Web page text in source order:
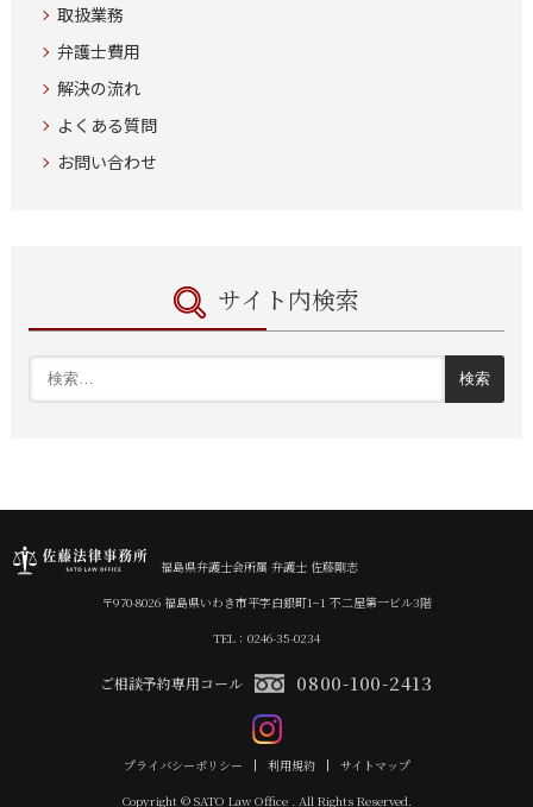
取扱業務
弁護士費用
解決の流れ
よくある質問
お問い合わせ
サイト内検索
福島県弁護士会所属 弁護士 佐藤剛志
〒970-8026 福島県いわき市平字白銀町1−1 不二屋第一ビル3階
TEL：0246-35-0234
ご相談予約専用コール 0800-100-2413
プライバシーポリシー 利用規約
サイトマップ
Copyright © SATO Law Office . All Rights Reserved.